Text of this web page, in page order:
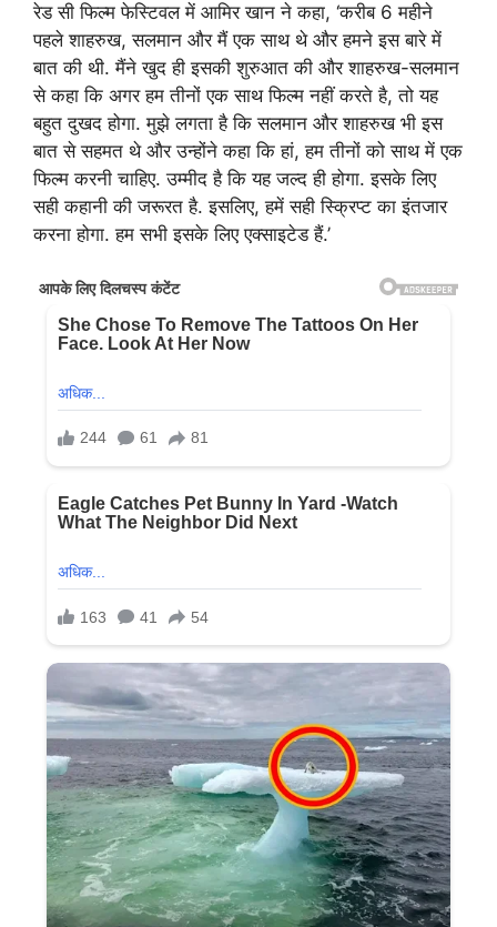
रेड सी फिल्म फेस्टिवल में आमिर खान ने कहा, ‘करीब 6 महीने
पहले शाहरुख, सलमान और मैं एक साथ थे और हमने इस बारे में
बात की थी. मैंने खुद ही इसकी शुरुआत की और शाहरुख-सलमान
से कहा कि अगर हम तीनों एक साथ फिल्म नहीं करते है, तो यह
बहुत दुखद होगा. मुझे लगता है कि सलमान और शाहरुख भी इस
बात से सहमत थे और उन्होंने कहा कि हां, हम तीनों को साथ में एक
फिल्म करनी चाहिए. उम्मीद है कि यह जल्द ही होगा. इसके लिए
सही कहानी की जरूरत है. इसलिए, हमें सही स्क्रिप्ट का इंतजार
करना होगा. हम सभी इसके लिए एक्साइटेड हैं.’